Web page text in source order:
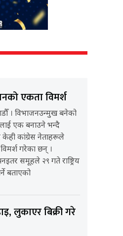
एकता विमर्श
। विभाजनउन्मुख बनेको
एक बनाउने भन्दै
केही कांग्रेस नेताहरूले
गरेका छन् ।
समूहले २९ गते राष्ट्रिय
बताएको
लुकाएर बिक्री गरे